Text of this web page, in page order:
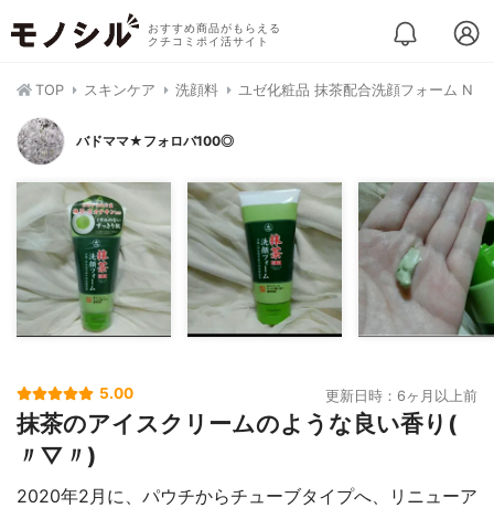
おすすめ商品がもらえる
クチコミポイ活サイト
TOP スキンケア 洗顔料 ユゼ化粧品 抹茶配合洗顔フォーム N
バドママ★フォロバ100◎
5.00 更新日時：6ヶ月以上前
抹茶のアイスクリームのような良い香り(
〃▽〃)
2020年2月に、パウチからチューブタイプへ、リニューア